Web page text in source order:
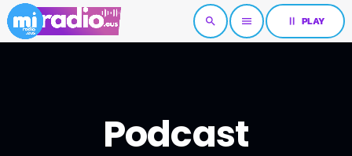
search menu pause PLAY
Podcast